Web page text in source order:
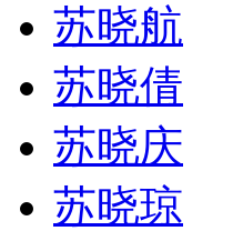
苏晓航
苏晓倩
苏晓庆
苏晓琼